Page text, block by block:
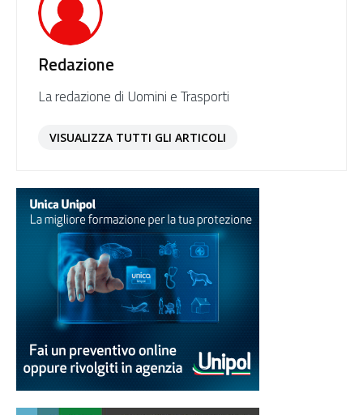
Redazione
La redazione di Uomini e Trasporti
VISUALIZZA TUTTI GLI ARTICOLI